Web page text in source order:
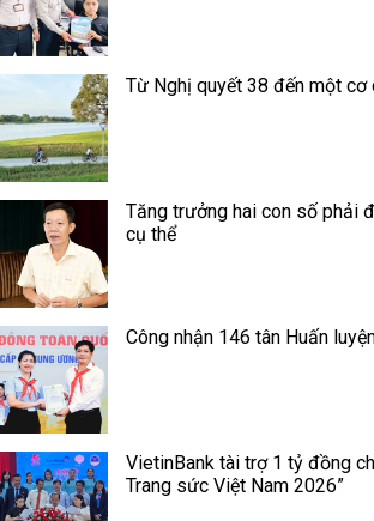
Từ Nghị quyết 38 đến một cơ
Tăng trưởng hai con số phải
cụ thể
Công nhận 146 tân Huấn
VietinBank tài trợ 1 tỷ đồng
Trang sức Việt Nam 2026”